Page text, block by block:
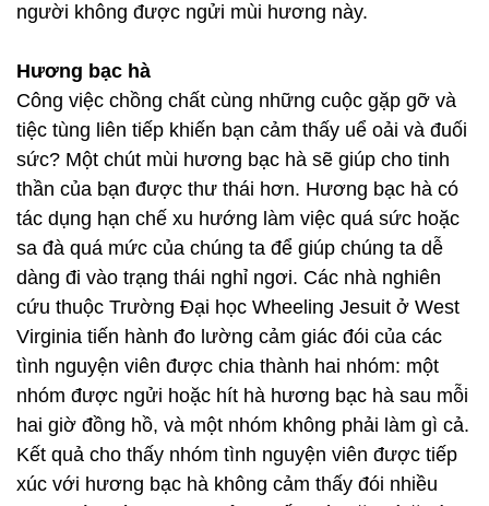
người không được ngửi mùi hương này.
Hương bạc hà
Công việc chồng chất cùng những cuộc gặp gỡ và
tiệc tùng liên tiếp khiến bạn cảm thấy uể oải và đuối
sức? Một chút mùi hương bạc hà sẽ giúp cho tinh
thần của bạn được thư thái hơn. Hương bạc hà có
tác dụng hạn chế xu hướng làm việc quá sức hoặc
sa đà quá mức của chúng ta để giúp chúng ta dễ
dàng đi vào trạng thái nghỉ ngơi. Các nhà nghiên
cứu thuộc Trường Đại học Wheeling Jesuit ở West
Virginia tiến hành đo lường cảm giác đói của các
tình nguyện viên được chia thành hai nhóm: một
nhóm được ngửi hoặc hít hà hương bạc hà sau mỗi
hai giờ đồng hồ, và một nhóm không phải làm gì cả.
Kết quả cho thấy nhóm tình nguyện viên được tiếp
xúc với hương bạc hà không cảm thấy đói nhiều